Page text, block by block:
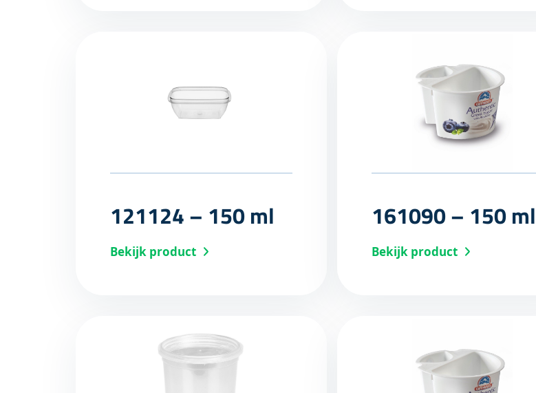
121124 – 150 ml
Bekijk product
161090 – 150 ml
Bekijk product